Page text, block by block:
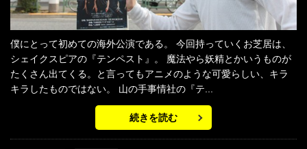
僕にとって初めての海外公演である。 今回持っていくお芝居は、
シェイクスピアの『テンペスト』。 魔法やら妖精とかいうものが
たくさん出てくる。と言ってもアニメのような可愛らしい、キラ
キラしたものではない。 山の手事情社の『テ...
続きを読む